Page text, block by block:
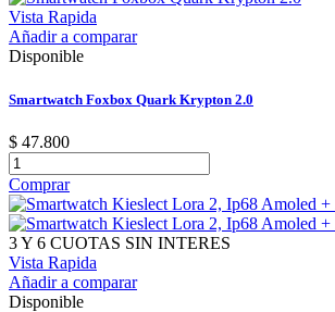
Vista Rapida
Añadir a comparar
Disponible
Smartwatch Foxbox Quark Krypton 2.0
$ 47.800
Comprar
3 Y 6 CUOTAS SIN INTERES
Vista Rapida
Añadir a comparar
Disponible